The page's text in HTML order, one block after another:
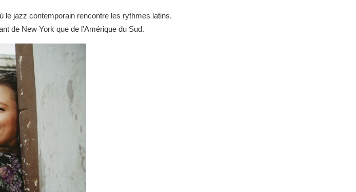
le jazz contemporain rencontre les rythmes latins.
de New York que de l'Amérique du Sud.